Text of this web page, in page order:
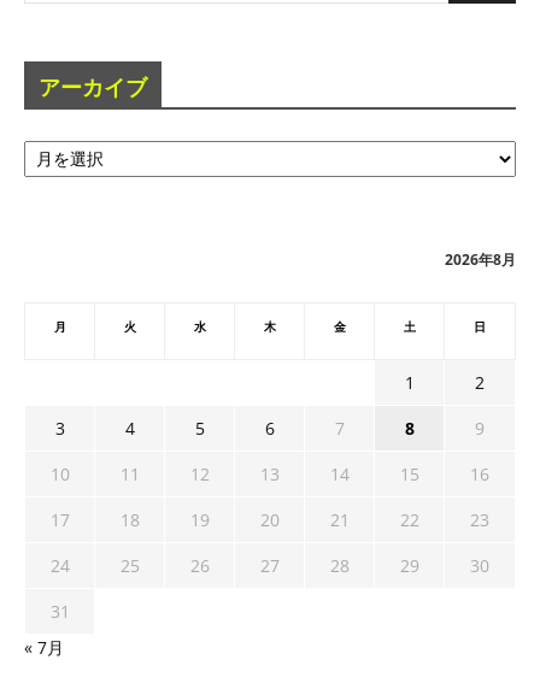
アーカイブ
ア
ー
2026年8月
月 火 水 木 金 土 日
1
2
3
4 5 6 7 8
9
10
11 12 13 14 15
16
17
18 19 20 21 22
23
24
25 26 27 28 29
30
31
« 7月